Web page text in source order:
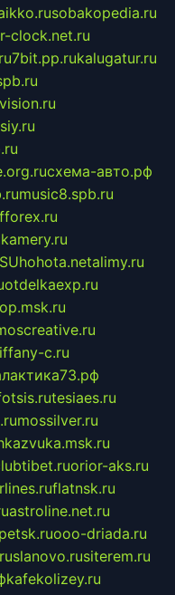
sobakopedia.ru
clock.net.ru
7bit.pp.rukalugatur.ru
схема-авто.рф
music8.spb.ru
hohota.netalimy.ru
otdelkaexp.ru
c.ru
tesiaes.ru
mossilver.ru
orior-aks.ru
flatnsk.ru
astroline.net.ru
ooo-driada.ru
siterem.ru
kafekolizey.ru